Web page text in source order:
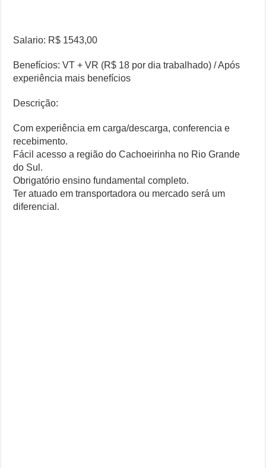
Salario: R$ 1543,00
Benefícios: VT + VR (R$ 18 por dia trabalhado) / Após
experiência mais benefícios
Descrição:
Com experiência em carga/descarga, conferencia e
recebimento.
Fácil acesso a região do Cachoeirinha no Rio Grande
do Sul.
Obrigatório ensino fundamental completo.
Ter atuado em transportadora ou mercado será um
diferencial.